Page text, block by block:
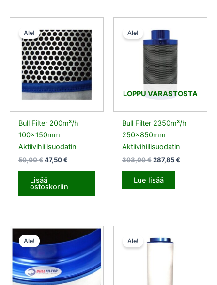
Ale!
Bull Filter 200m³/h
100x150mm
Aktiivihiilisuodatin
50,00€
hinta
oli:
50,00 €.
47,50€
hinta
on:
47,50 €.
Lisää
ostoskoriin
LOPPU VARASTOSTA
Ale!
Bull Filter 2350m³/h
250x850mm
Aktiivihiilisuodatin
303,00€
hinta
oli:
303,00 €.
287,85€
Lue lisää
Ale!
Alkuperäinen
oli:
60,00 €.
Nykyinen
hinta
57,00 €.
Ale!
hinta
oli: